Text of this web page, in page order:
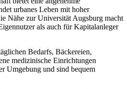
urbanes Leben mit hoher
Nähe zur Universität Augsburg macht
als auch für Kapitalanleger
Bedarfs, Bäckereien,
medizinische Einrichtungen
Umgebung und sind bequem